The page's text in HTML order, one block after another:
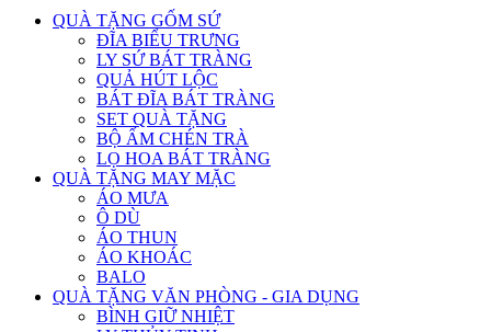
QUÀ TẶNG GỐM SỨ
ĐĨA BIỂU TRƯNG
LY SỨ BÁT TRÀNG
QUẢ HÚT LỘC
BÁT ĐĨA BÁT TRÀNG
SET QUÀ TẶNG
BỘ ẤM CHÉN TRÀ
LỌ HOA BÁT TRÀNG
QUÀ TẶNG MAY MẶC
ÁO MƯA
Ô DÙ
ÁO THUN
ÁO KHOÁC
BALO
QUÀ TẶNG VĂN PHÒNG - GIA DỤNG
BÌNH GIỮ NHIỆT